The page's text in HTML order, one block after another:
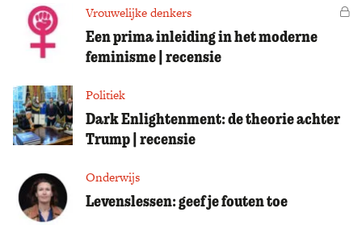
Vrouwelijke denkers
Een prima inleiding in het moderne
feminisme | recensie
Politiek
Dark Enlightenment: de theorie achter
Trump | recensie
Onderwijs
Levenslessen: geef je fouten toe